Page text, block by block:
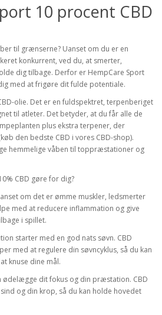
10 procent CBD
til grænserne? Uanset om du er en
konkurrent, ved du, at smerter,
dig tilbage. Derfor er HempCare Sport
med at frigøre dit fulde potentiale.
olie. Det er en fuldspektret, terpenberiget
til atleter. Det betyder, at du får alle de
plus ekstra terpener, der
den bedste CBD i vores CBD-shop).
hemmelige våben til toppræstationer og
CBD gøre for dig?
om det er ømme muskler, ledsmerter
med at reducere inflammation og give
i spillet.
starter med en god nats søvn. CBD
med at regulere din søvncyklus, så du kan
knuse dine mål.
ødelægge dit fokus og din præstation. CBD
og din krop, så du kan holde hovedet